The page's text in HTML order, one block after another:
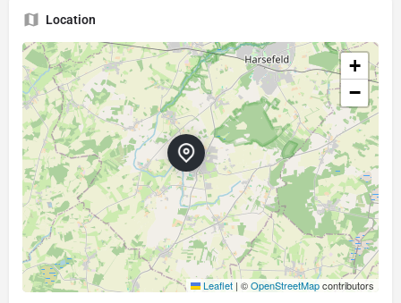
Location
+
−
Leaflet | ©OpenStreetMapcontributors